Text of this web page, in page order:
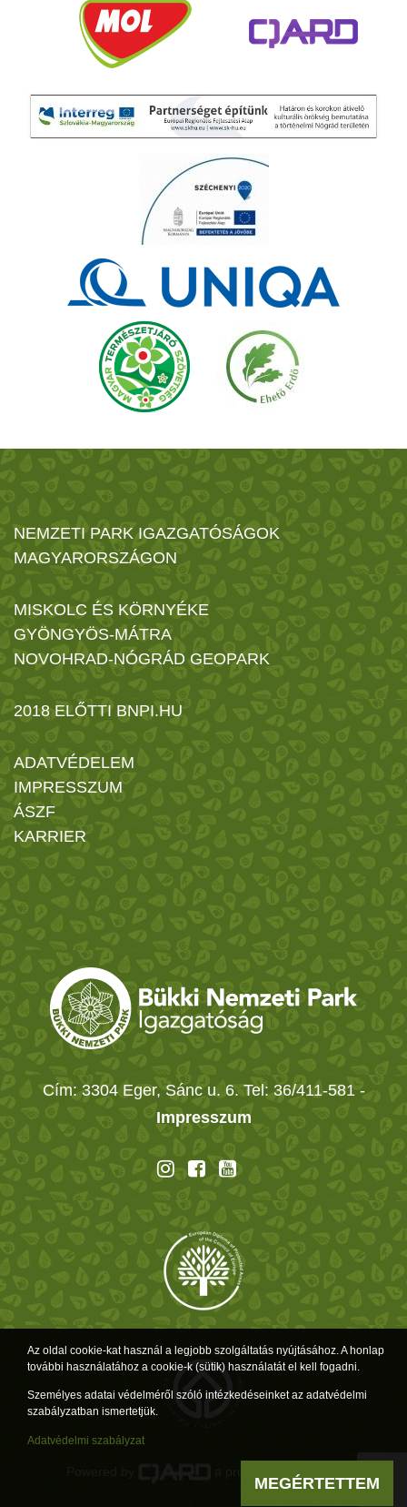
NEMZETI PARK IGAZGATÓSÁGOK
MAGYARORSZÁGON
MISKOLC ÉS KÖRNYÉKE
GYÖNGYÖS-MÁTRA
NOVOHRAD-NÓGRÁD GEOPARK
2018 ELŐTTI BNPI.HU
ADATVÉDELEM
IMPRESSZUM
ÁSZF
KARRIER
Cím: 3304 Eger, Sánc u. 6. Tel: 36/411-581 -
Impresszum
Az oldal cookie-kat használ a legjobb szolgáltatás nyújtásához. A honlap
további használatához a cookie-k (sütik) használatát el kell fogadni.
Személyes adatai védelméről szóló intézkedéseinket az adatvédelmi
szabályzatban ismertetjük.
Adatvédelmi szabályzat
MEGÉRTETTEM